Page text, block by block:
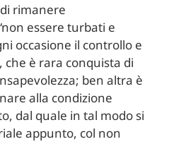
rimanere
essere turbati e
occasione il controllo e
che è rara conquista di
ben altra è
alla condizione
dal quale in tal modo si
appunto, col non